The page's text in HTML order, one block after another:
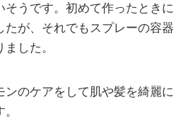
そうです。初めて作ったときに
たが、それでもスプレーの容器
した。
ンのケアをして肌や髪を綺麗に